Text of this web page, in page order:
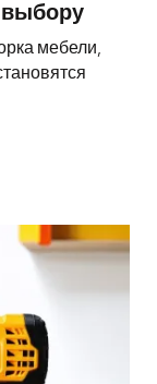
выбору
мебели,